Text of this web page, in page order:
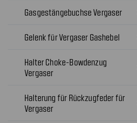
Gasgestängebuchse Vergaser
Gelenk für Vergaser Gashebel
Halter Choke-Bowdenzug
Vergaser
Halterung für Rückzugfeder für
Vergaser